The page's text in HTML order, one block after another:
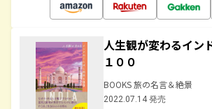
人生観が変わるイン
１００
BOOKS 旅の名言＆絶景
2022.07.14 発売